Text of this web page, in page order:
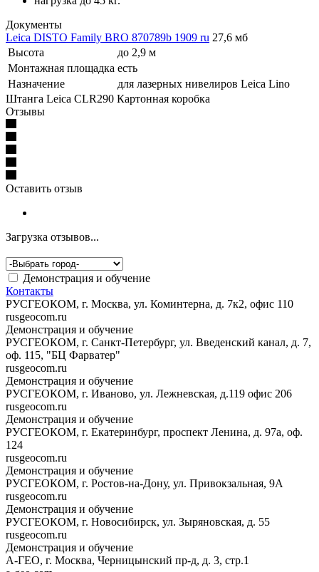
Документы
Leica DISTO Family BRO 870789b 1909 ru 27,6 мб
Высота
до 2,9 м
Монтажная площадка есть
Назначение
для лазерных нивелиров Leica Lino
Штанга Leica CLR290 Картонная коробка
Отзывы
Оставить отзыв
Загрузка отзывов...
Демонстрация и обучение
Контакты
РУСГЕОКОМ, г. Москва, ул. Коминтерна, д. 7к2, офис 110
rusgeocom.ru
Демонстрация и обучение
РУСГЕОКОМ, г. Санкт-Петербург, ул. Введенский канал, д. 7,
оф. 115, "БЦ Фарватер"
rusgeocom.ru
Демонстрация и обучение
РУСГЕОКОМ, г. Иваново, ул. Лежневская, д.119 офис 206
rusgeocom.ru
Демонстрация и обучение
РУСГЕОКОМ, г. Екатеринбург, проспект Ленина, д. 97а, оф.
124
rusgeocom.ru
Демонстрация и обучение
РУСГЕОКОМ, г. Ростов-на-Дону, ул. Привокзальная, 9А
rusgeocom.ru
Демонстрация и обучение
РУСГЕОКОМ, г. Новосибирск, ул. Зыряновская, д. 55
rusgeocom.ru
Демонстрация и обучение
А-ГЕО, г. Москва, Черницынский пр-д, д. 3, стр.1